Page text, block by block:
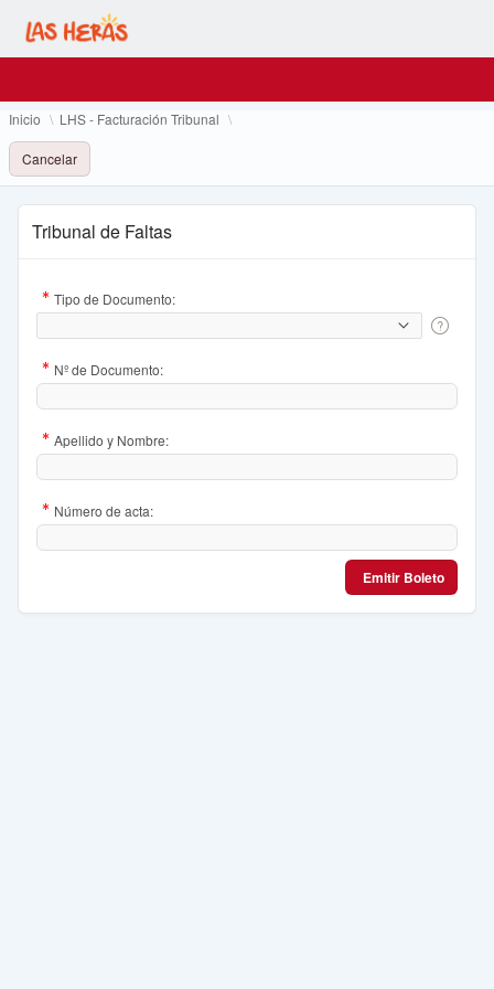
Inicio LHS - Facturación Tribunal
Botones
Cancelar
Tribunal de Faltas
Tipo de Documento:(Valor
Necesario)
Nº de Documento:(Valor
Necesario)
Apellido y Nombre:(Valor
Necesario)
Número de acta:(Valor
Necesario)
Emitir Boleto